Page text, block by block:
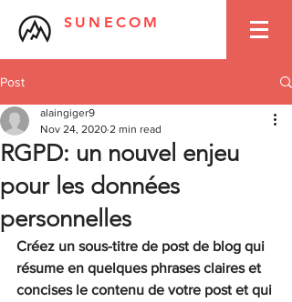
SUNECOM
Post
RGPD: un nouvel enjeu
pour les données
personnelles
alaingiger9
Nov 24, 2020 2 min read
Créez un sous-titre de post de blog qui
résume en quelques phrases claires et
concises le contenu de votre post et qui